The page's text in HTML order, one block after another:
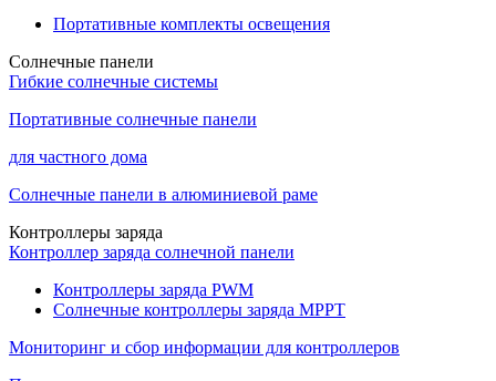
Портативные комплекты освещения
Солнечные панели
Гибкие солнечные системы
Портативные солнечные панели
для частного дома
Солнечные панели в алюминиевой раме
Контроллеры заряда
Контроллер заряда солнечной панели
Контроллеры заряда PWM
Солнечные контроллеры заряда MPPT
Мониторинг и сбор информации для контроллеров